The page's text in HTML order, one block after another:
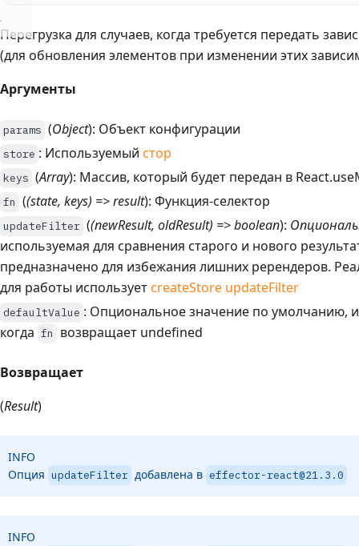
Перегрузка для случаев, когда требуется передать
(для обновления элементов при изменении этих
Аргументы
params (Object): Объект конфигурации
store : Используемый стор
keys (Array): Массив, который будет передан в
fn ((state, keys) => result): Функция-селектор
updateFilter ((newResult, oldResult) => boolean):
используемая для сравнения старого и нового
предназначено для избежания лишних ререндеров.
для работы используетcreateStore updateFilter
defaultValue : Опциональное значение по умолчанию,
когда fn возвращает undefined
Возвращает
(Result)
INFO
Опция updateFilter добавлена в effector-react@21.3.0
INFO